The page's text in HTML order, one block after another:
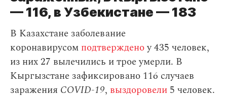
— 116, в Узбекистане — 183
В Казахстане заболевание
коронавирусом подтвержденоу 435 человек,
из них 27 вылечились и трое умерли. В
Кыргызстане зафиксировано 116 случаев
заражения СOVID-19, выздоровели 5 человек.